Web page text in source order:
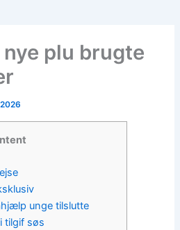
plu brugte
unge tilslutte
tilgif søs